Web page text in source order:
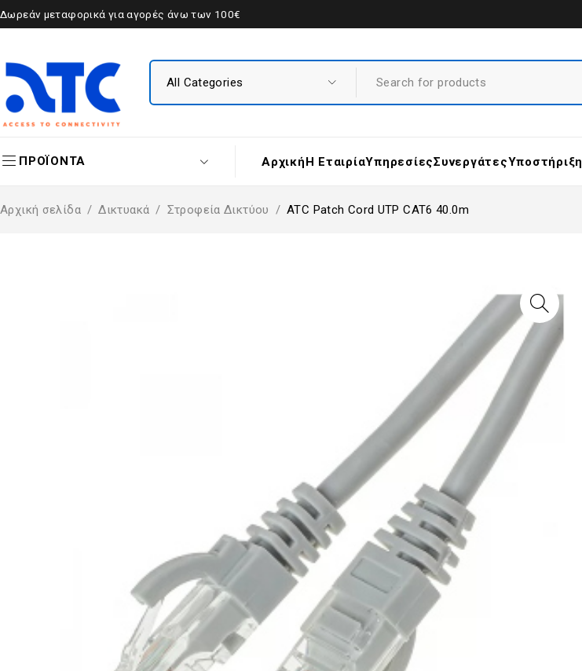
Δωρεάν μεταφορικά για αγορές άνω των 100€
ΠΡΟΪΟΝΤΑ ΑρχικήΗ ΕταιρίαΥπηρεσίεςΣυνεργάτεςΥποστήριξη
Αρχική σελίδα / Δικτυακά / Στροφεία Δικτύου / ATC Patch Cord UTP CAT6 40.0m